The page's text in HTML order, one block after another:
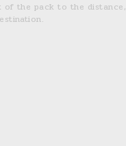
of the pack to the distance,